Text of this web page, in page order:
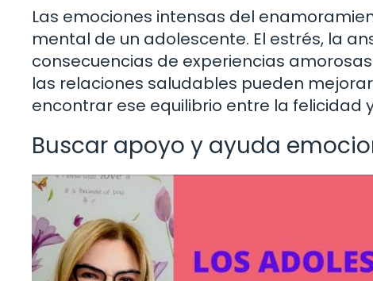
Las emociones intensas del
mental de un adolescente. El estrés, la
consecuencias de experiencias
las relaciones saludables pueden
encontrar ese equilibrio entre la felicidad
Buscar apoyo y ayuda